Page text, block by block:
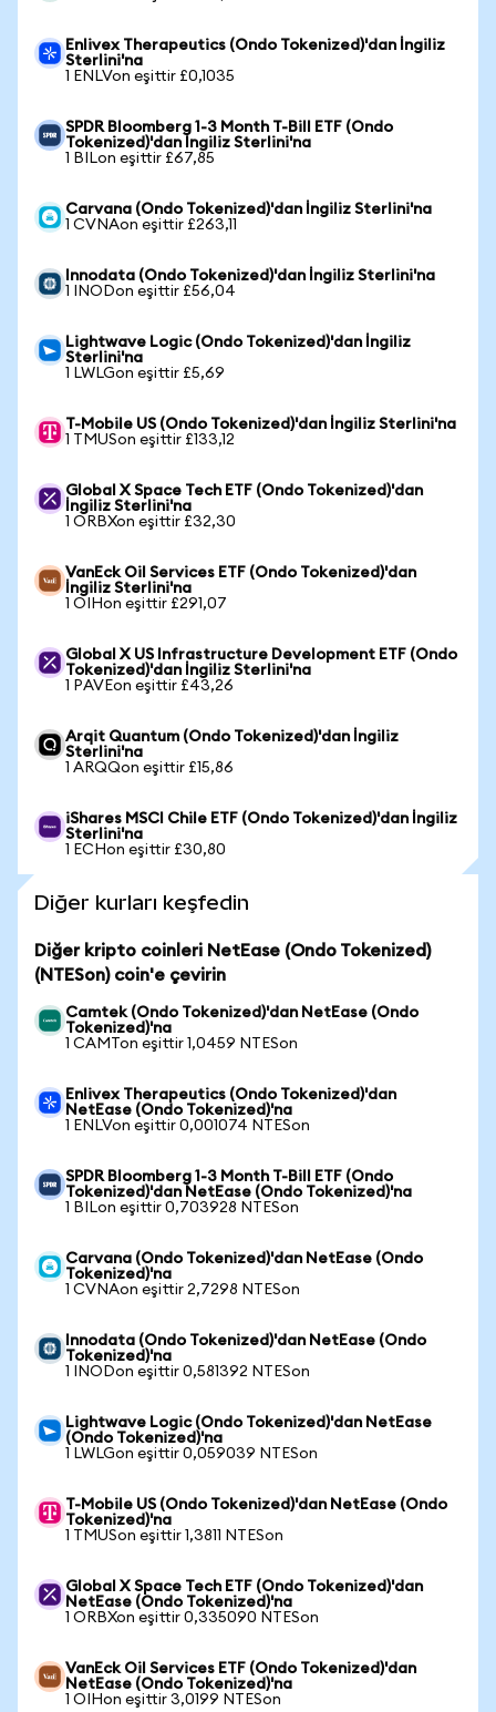
Enlivex Therapeutics (Ondo Tokenized)'dan İngiliz
Sterlini'na
1 ENLVon eşittir £0,1035
SPDR Bloomberg 1-3 Month T-Bill ETF (Ondo
Tokenized)'dan İngiliz Sterlini'na
1 BILon eşittir £67,85
Carvana (Ondo Tokenized)'dan İngiliz Sterlini'na
1 CVNAon eşittir £263,11
Innodata (Ondo Tokenized)'dan İngiliz Sterlini'na
1 INODon eşittir £56,04
Lightwave Logic (Ondo Tokenized)'dan İngiliz
Sterlini'na
1 LWLGon eşittir £5,69
T-Mobile US (Ondo Tokenized)'dan İngiliz Sterlini'na
1 TMUSon eşittir £133,12
Global X Space Tech ETF (Ondo Tokenized)'dan
İngiliz Sterlini'na
1 ORBXon eşittir £32,30
VanEck Oil Services ETF (Ondo Tokenized)'dan
İngiliz Sterlini'na
1 OIHon eşittir £291,07
Global X US Infrastructure Development ETF (Ondo
Tokenized)'dan İngiliz Sterlini'na
1 PAVEon eşittir £43,26
Arqit Quantum (Ondo Tokenized)'dan İngiliz
Sterlini'na
1 ARQQon eşittir £15,86
iShares MSCI Chile ETF (Ondo Tokenized)'dan İngiliz
Sterlini'na
1 ECHon eşittir £30,80
Diğer kurları keşfedin
Diğer kripto coinleri NetEase (Ondo Tokenized)
(NTESon) coin'e çevirin
Camtek (Ondo Tokenized)'dan NetEase (Ondo
Tokenized)'na
1 CAMTon eşittir 1,0459 NTESon
Enlivex Therapeutics (Ondo Tokenized)'dan
NetEase (Ondo Tokenized)'na
1 ENLVon eşittir 0,001074 NTESon
SPDR Bloomberg 1-3 Month T-Bill ETF (Ondo
Tokenized)'dan NetEase (Ondo Tokenized)'na
1 BILon eşittir 0,703928 NTESon
Carvana (Ondo Tokenized)'dan NetEase (Ondo
Tokenized)'na
1 CVNAon eşittir 2,7298 NTESon
Innodata (Ondo Tokenized)'dan NetEase (Ondo
Tokenized)'na
1 INODon eşittir 0,581392 NTESon
Lightwave Logic (Ondo Tokenized)'dan NetEase
(Ondo Tokenized)'na
1 LWLGon eşittir 0,059039 NTESon
T-Mobile US (Ondo Tokenized)'dan NetEase (Ondo
Tokenized)'na
1 TMUSon eşittir 1,3811 NTESon
Global X Space Tech ETF (Ondo Tokenized)'dan
NetEase (Ondo Tokenized)'na
1 ORBXon eşittir 0,335090 NTESon
VanEck Oil Services ETF (Ondo Tokenized)'dan
NetEase (Ondo Tokenized)'na
1 OIHon eşittir 3,0199 NTESon